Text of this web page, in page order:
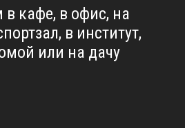
кафе, в офис, на
в институт,
или на дачу